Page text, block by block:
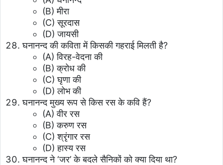
(B) मीरा
(C) सूरदास
(D) जायसी
घनानन्द की कविता में किसकी गहराई मिलती है?
(A) विरह-वेदना की
(B) क्रोध की
(C) घृणा की
(D) लोभ की
घनानन्द मुख्य रूप से किस रस के कवि हैं?
(A) वीर रस
(B) करुण रस
(C) श्रृंगार रस
(D) हास्य रस
घनानन्द ने ‘जर’ के बदले सैनिकों को क्या दिया था?